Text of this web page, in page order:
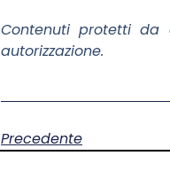
Contenuti protetti da
autorizzazione.
Precedente